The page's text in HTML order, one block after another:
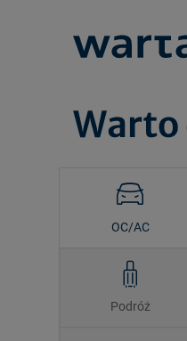
Warto
OC/AC
Podróż